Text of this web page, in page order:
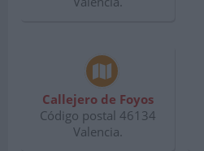
Callejero de Foyos
Código postal 46134
Valencia.